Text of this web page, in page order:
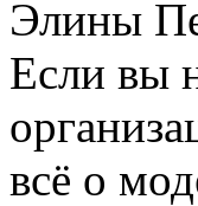
Элины
Если вы
всё о